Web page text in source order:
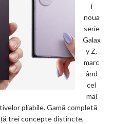
i
noua
serie
Galax
y Z,
marc
ând
cel
mai
pliabile. Gamă completă
trei concepte distincte,